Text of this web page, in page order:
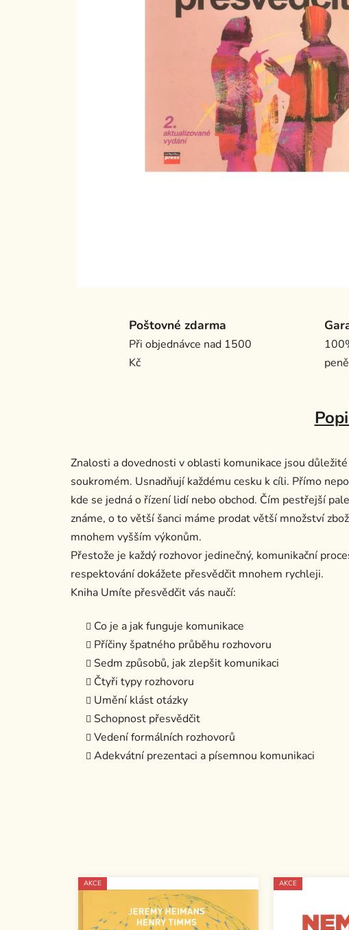
Poštovné zdarma
Při objednávce nad 1500
Kč
Znalosti a dovednosti v oblasti komunikace jsou
soukromém. Usnadňují každému cesku k cíli. Přímo
kde se jedná o řízení lidí nebo obchod. Čím pestřejší
známe, o to větší šanci máme prodat větší množství
mnohem vyšším výkonům.
Přestože je každý rozhovor jedinečný, komunikační
respektování dokážete přesvědčit mnohem rychleji.
Kniha Umíte přesvědčit vás naučí:
Co je a jak funguje komunikace
Příčiny špatného průběhu rozhovoru
Sedm způsobů, jak zlepšit komunikaci
Čtyři typy rozhovoru
Umění klást otázky
Schopnost přesvědčit
Vedení formálních rozhovorů
Adekvátní prezentaci a písemnou komunikaci
AKCE AKCE